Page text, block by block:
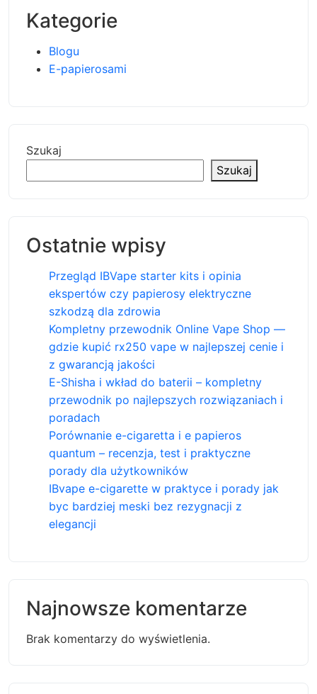
Kategorie
Blogu
E-papierosami
Szukaj
Szukaj
Ostatnie wpisy
Przegląd IBVape starter kits i opinia
ekspertów czy papierosy elektryczne
szkodzą dla zdrowia
Kompletny przewodnik Online Vape Shop —
gdzie kupić rx250 vape w najlepszej cenie i
z gwarancją jakości
E-Shisha i wkład do baterii – kompletny
przewodnik po najlepszych rozwiązaniach i
poradach
Porównanie e-cigaretta i e papieros
quantum – recenzja, test i praktyczne
porady dla użytkowników
IBvape e-cigarette w praktyce i porady jak
byc bardziej meski bez rezygnacji z
elegancji
Najnowsze komentarze
Brak komentarzy do wyświetlenia.